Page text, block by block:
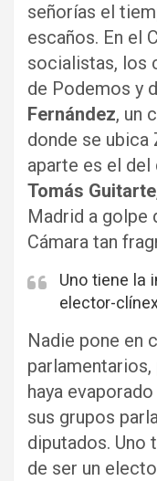
señorías el
escaños. En el
socialistas, los
de Podemos y
Fernández, un
donde se ubica
aparte es el del
Tomás Guitarte
Madrid a golpe
Cámara tan
Uno tiene la
elector-
Nadie pone en
haya
sus grupos
diputados. Uno
de ser un